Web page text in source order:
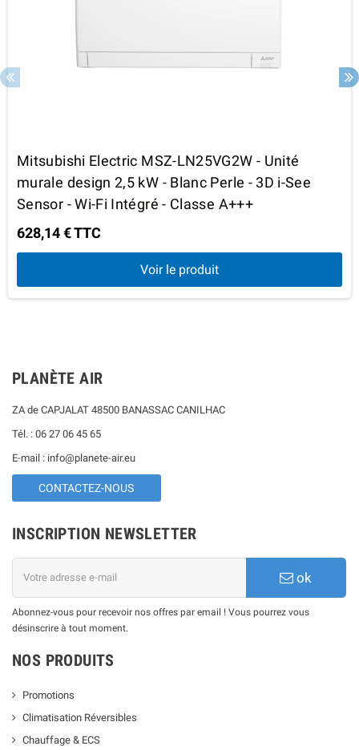
Mitsubishi Electric MSZ-LN25VG2W - Unité
murale design 2,5 kW - Blanc Perle - 3D i-See
Sensor - Wi-Fi Intégré - Classe A+++
628,14 € TTC
Voir le produit
PLANÈTE AIR
ZA de CAPJALAT 48500 BANASSAC CANILHAC
Tél. : 06 27 06 45 65
E-mail : info@planete-air.eu
CONTACTEZ-NOUS
INSCRIPTION NEWSLETTER
ok
Abonnez-vous pour recevoir nos offres par email ! Vous pourrez vous
désinscrire à tout moment.
NOS PRODUITS
Promotions
Climatisation Réversibles
Chauffage & ECS